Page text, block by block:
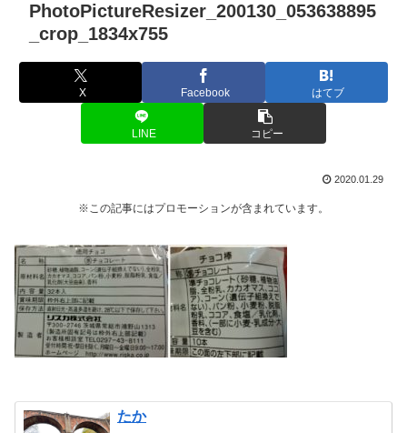
PhotoPictureResizer_200130_053638895
_crop_1834x755
X Facebook はてブ
LINE コピー
2020.01.29
※この記事にはプロモーションが含まれています。
たか